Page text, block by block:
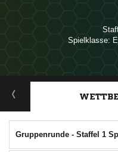
Spielklasse:
Gruppenrunde - Staffel 1